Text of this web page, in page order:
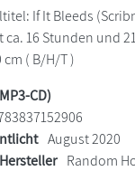
If It Bleeds
ca. 16 Stunden und
cm ( B/H/T )
CD)
August 2020
Random